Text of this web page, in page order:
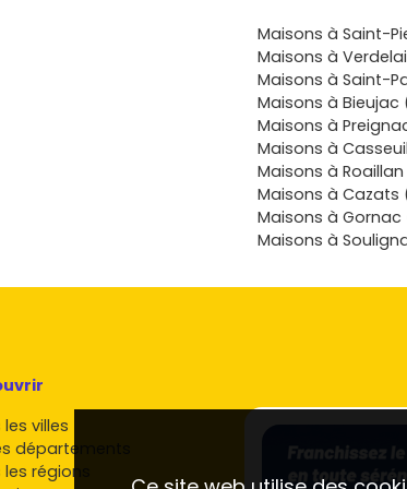
se loue
résilience
: vivre ou
culturels
Bref,
?
Maisons à Saint-
Maisons à
Maisons à Saint-
Maisons à Bieujac
Maisons à
Maisons à
Maisons à Roaillan
Maisons à Cazats
Maisons à Gornac
Maisons à
villes
départements
régions